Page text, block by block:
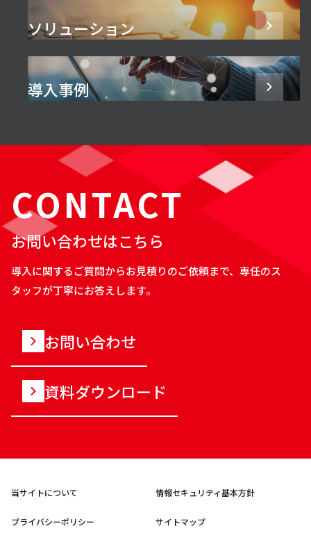
ソリューション
導入事例
CONTACT
お問い合わせはこちら
導入に関するご質問からお見積りのご依頼まで、専任のス
タッフが丁寧にお答えします。
お問い合わせ
資料ダウンロード
当サイトについて 情報セキュリティ基本方針
プライバシーポリシー サイトマップ